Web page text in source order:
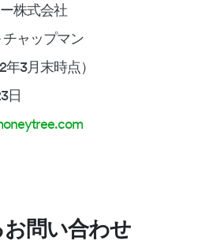
株式会社
ャップマン
3月末時点）
日
問い合わせ